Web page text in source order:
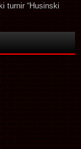
turnir “Husinski